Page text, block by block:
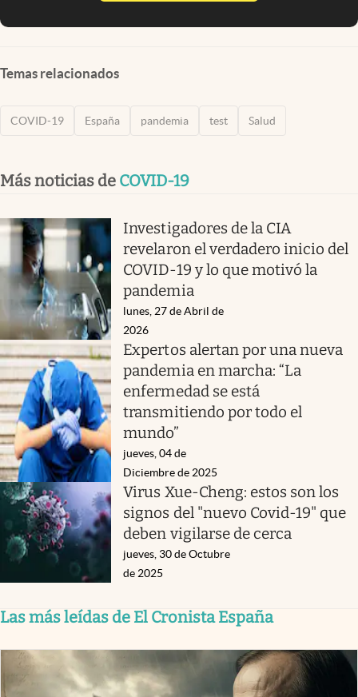
Temas relacionados
COVID-19 España pandemia test Salud
Más noticias de COVID-19
Investigadores de la CIA
revelaron el verdadero inicio del
COVID-19 y lo que motivó la
pandemia
lunes, 27 de Abril de
2026
Expertos alertan por una nueva
pandemia en marcha: “La
enfermedad se está
transmitiendo por todo el
mundo”
jueves, 04 de
Diciembre de 2025
Virus Xue-Cheng: estos son los
signos del "nuevo Covid-19" que
deben vigilarse de cerca
jueves, 30 de Octubre
de 2025
Las más leídas de El Cronista España